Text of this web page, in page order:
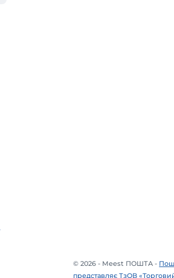
© 2026 - Meest ПОШТА -
представляє ТзОВ